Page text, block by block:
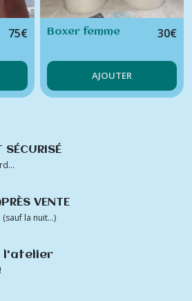
75€ Boxer femme 30€
AJOUTER
SÉCURISÉ
VENTE
la nuit...)
l'atelier